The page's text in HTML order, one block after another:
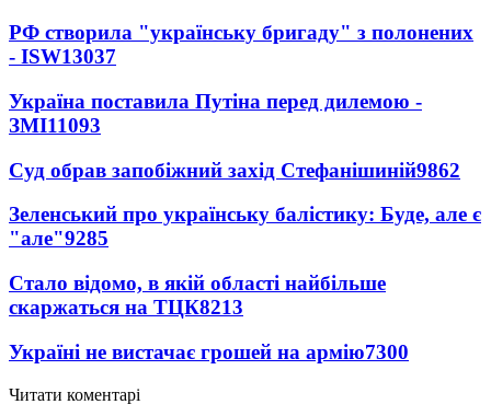
РФ створила "українську бригаду" з полонених
- ISW13037
Україна поставила Путіна перед дилемою -
ЗМІ11093
Суд обрав запобіжний захід Стефанішиній9862
Зеленський про українську балістику: Буде, але є
"але"9285
Стало відомо, в якій області найбільше
скаржаться на ТЦК8213
Україні не вистачає грошей на армію7300
Читати коментарі